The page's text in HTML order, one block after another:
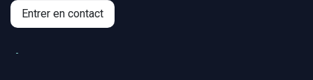
Entrer en contact